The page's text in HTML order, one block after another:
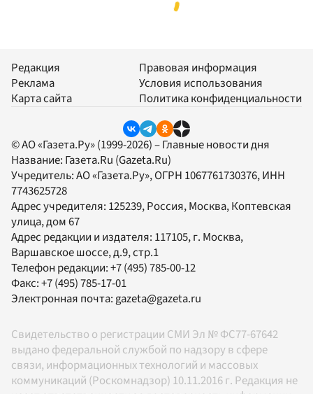
Редакция
Реклама
Карта сайта
Правовая информация
Условия использования
Политика конфиденциальности
© АО «Газета.Ру» (1999-2026) – Главные новости дня
Название: Газета.Ru (Gazeta.Ru)
Учредитель:АО «Газета.Ру», ОГРН 1067761730376, ИНН
7743625728
Адрес учредителя: 125239, Россия, Москва, Коптевская
улица, дом 67
Адрес редакции и издателя: 117105, г. Москва,
Варшавское шоссе, д.9, стр.1
Телефон редакции:+7 (495) 785-00-12
Факс:+7 (495) 785-17-01
Электронная почта:gazeta@gazeta.ru
Свидетельство о регистрации СМИ Эл № ФС77-67642
выдано федеральной службой по надзору в сфере
связи, информационных технологий и массовых
коммуникаций (Роскомнадзор) 10.11.2016 г. Редакция не